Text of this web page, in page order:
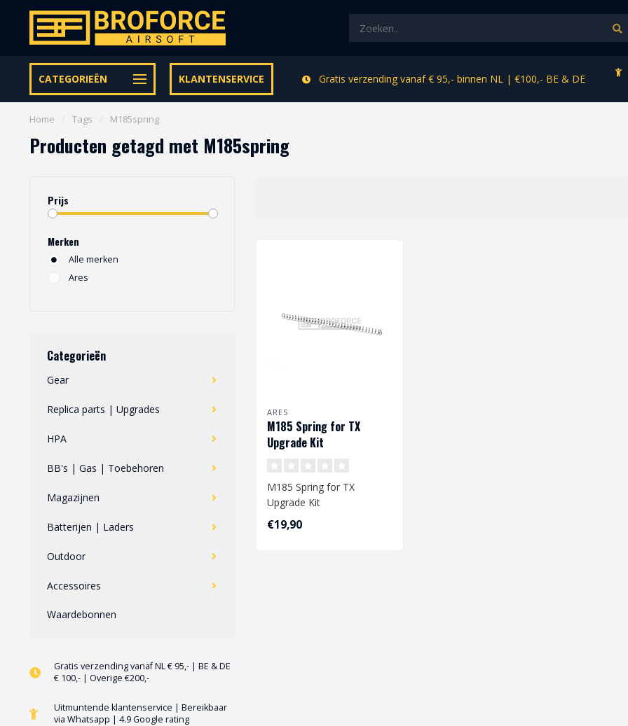
CATEGORIEËN KLANTENSERVICE
Let op onze speciale Facebook/Instagram aanbiedingen Gratis verzending vanaf € 95,- binnen NL | €100,- BE & DE
Home Tags M185spring
Producten getagd met M185spring
Prijs
Merken
Alle merken
Ares
Categorieën
Gear
Replica parts | Upgrades
HPA
BB's | Gas | Toebehoren
Magazijnen
Batterijen | Laders
Outdoor
Accessoires
Waardebonnen
Gratis verzending vanaf NL € 95,- | BE & DE
€ 100,- | Overige €200,-
Uitmuntende klantenservice | Bereikbaar
via Whatsapp | 4.9 Google rating
ARES
M185 Spring for TX
Upgrade Kit
M185 Spring for TX
Upgrade Kit
Afmetingen: 195 x 7,9/10
€19,90